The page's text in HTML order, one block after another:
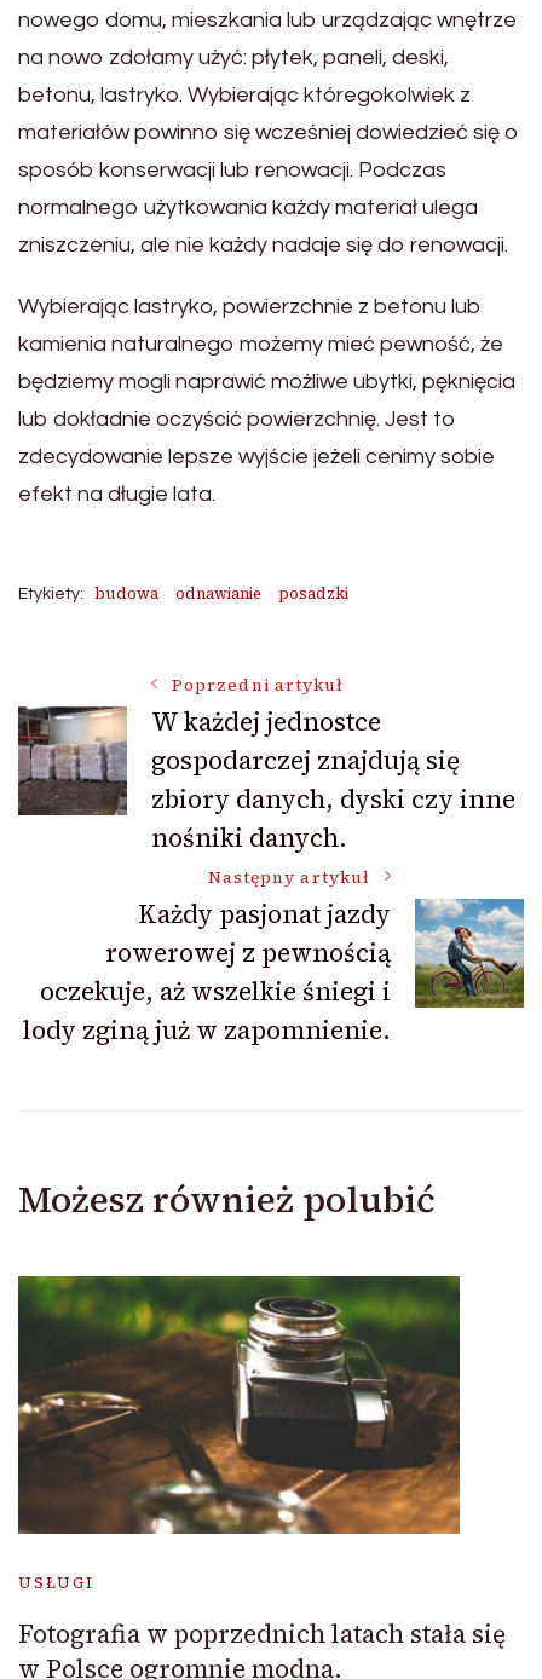
nowego domu, mieszkania lub urządzając wnętrze
na nowo zdołamy użyć: płytek, paneli, deski,
betonu, lastryko. Wybierając któregokolwiek z
materiałów powinno się wcześniej dowiedzieć się o
sposób konserwacji lub renowacji. Podczas
normalnego użytkowania każdy materiał ulega
zniszczeniu, ale nie każdy nadaje się do renowacji.
Wybierając lastryko, powierzchnie z betonu lub
kamienia naturalnego możemy mieć pewność, że
będziemy mogli naprawić możliwe ubytki, pęknięcia
lub dokładnie oczyścić powierzchnię. Jest to
zdecydowanie lepsze wyjście jeżeli cenimy sobie
efekt na długie lata.
Etykiety: budowa odnawianie posadzki
Nawigacja
wpisu
Poprzedni artykuł
W każdej jednostce
gospodarczej znajdują się
zbiory danych, dyski czy inne
nośniki danych.
Następny artykuł
Każdy pasjonat jazdy
rowerowej z pewnością
oczekuje, aż wszelkie śniegi i
lody zginą już w zapomnienie.
Możesz również polubić
USŁUGI
Fotografia w poprzednich latach stała się
w Polsce ogromnie modna.